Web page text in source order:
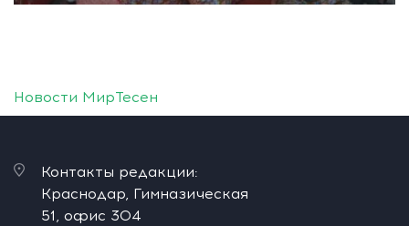
Новости МирТесен
Контакты редакции:
Краснодар, Гимназическая
51, офис 304